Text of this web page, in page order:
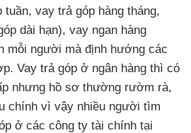
tuần, vay trả góp hàng tháng,
dài hạn), vay ngan hàng
mỗi người mà định hướng các
Vay trả góp ở ngân hàng thì có
nhưng hồ sơ thường rườm rà,
chính vì vậy nhiều người tìm
ở các công ty tài chính tại